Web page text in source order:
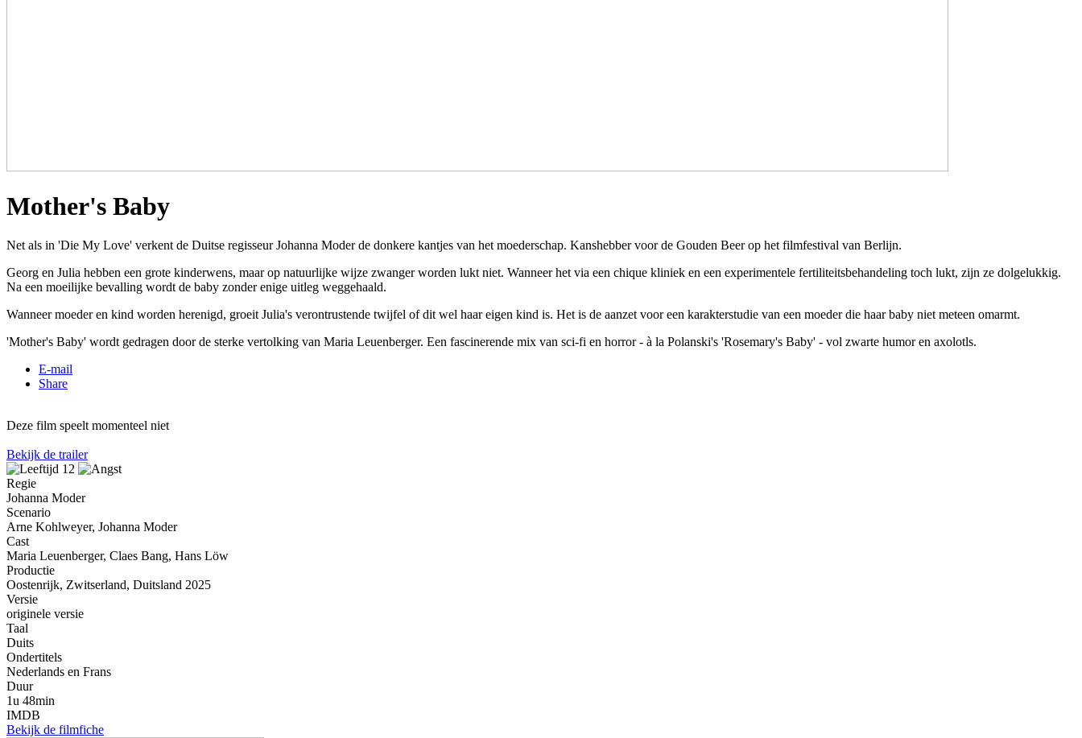
Mother's Baby
Net als in 'Die My Love' verkent de Duitse regisseur Johanna Moder de donkere kantjes van het moederschap. Kanshebber voor de Gouden Beer op het filmfestival van Berlijn.
Georg en Julia hebben een grote kinderwens, maar op natuurlijke wijze zwanger worden lukt niet. Wanneer het via een chique kliniek en een experimentele fertiliteitsbehandeling toch lukt, zijn ze dolgelukkig.
Na een moeilijke bevalling wordt de baby zonder enige uitleg weggehaald.
Wanneer moeder en kind worden herenigd, groeit Julia's verontrustende twijfel of dit wel haar eigen kind is. Het is de aanzet voor een karakterstudie van een moeder die haar baby niet meteen omarmt.
'Mother's Baby' wordt gedragen door de sterke vertolking van Maria Leuenberger. Een fascinerende mix van sci-fi en horror - à la Polanski's 'Rosemary's Baby' - vol zwarte humor en axolotls.
E-mail
Share
Deze film speelt momenteel niet
Bekijk de trailer
Regie
Johanna Moder
Scenario
Arne Kohlweyer, Johanna Moder
Cast
Maria Leuenberger, Claes Bang, Hans Löw
Productie
Oostenrijk, Zwitserland, Duitsland 2025
Versie
originele versie
Taal
Duits
Ondertitels
Nederlands en Frans
Duur
1u 48min
IMDB
Bekijk de filmfiche